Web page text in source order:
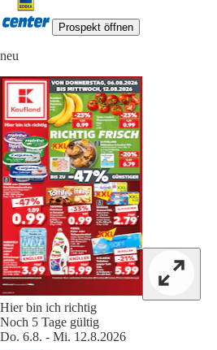
Prospekt öffnen
neu
Hier bin ich richtig
Noch 5 Tage gültig
Do. 6.8. - Mi. 12.8.2026